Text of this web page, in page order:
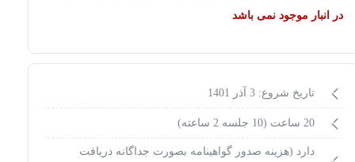
در انبار موجود نمی باشد
تاریخ شروع: 3 آذر 1401
20 ساعت (10 جلسه 2 ساعته)
دارد (هزینه صدور گواهینامه بصورت جداگانه دریافت